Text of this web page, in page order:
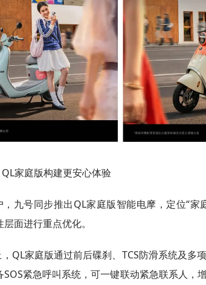
家庭版构建更安心体验
九号同步推出QL家庭版智能电摩，定位“家
面进行重点优化。
QL家庭版通过前后碟刹、TCS防滑系统及多
SOS紧急呼叫系统，可一键联动紧急联系人，